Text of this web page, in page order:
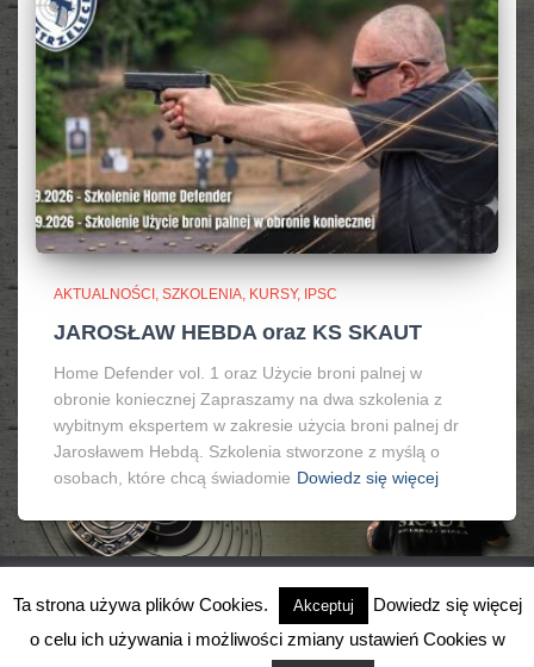
AKTUALNOŚCI, SZKOLENIA, KURSY, IPSC
JAROSŁAW HEBDA oraz KS SKAUT
Home Defender vol. 1 oraz Użycie broni palnej w
obronie koniecznej Zapraszamy na dwa szkolenia z
wybitnym ekspertem w zakresie użycia broni palnej dr
Jarosławem Hebdą. Szkolenia stworzone z myślą o
osobach, które chcą świadomie Dowiedz się więcej
Hestia | Stworzone przez ThemeIsle
Ta strona używa plików Cookies. Akceptuj
Dowiedz się więcej
o celu ich używania i możliwości zmiany ustawień Cookies w